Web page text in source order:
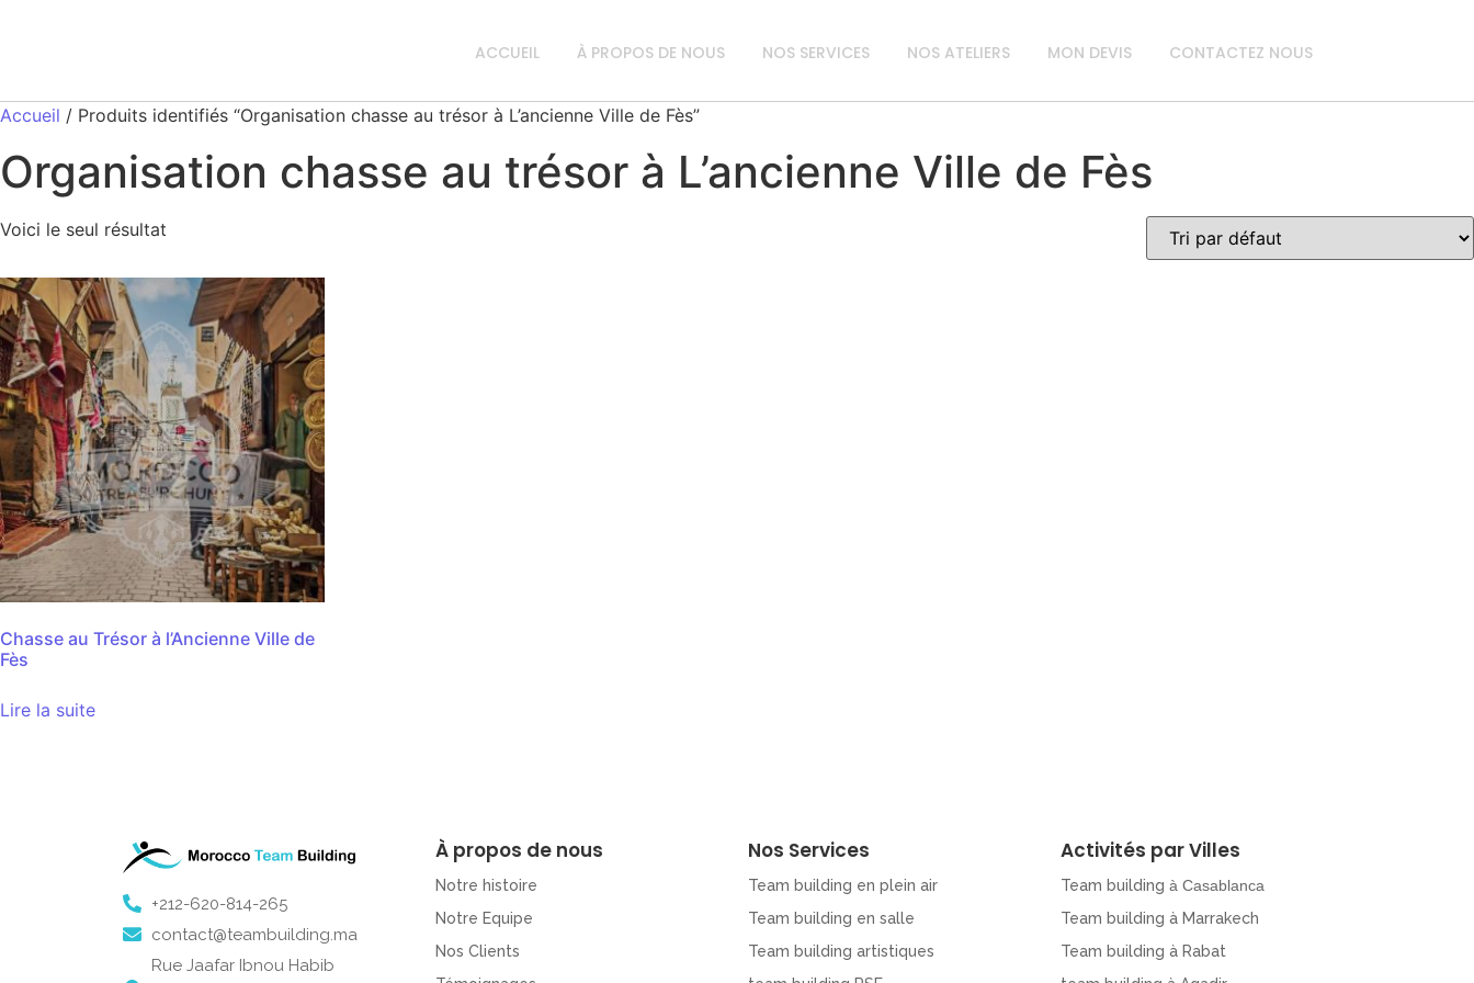
ACCUEIL À PROPOS DE NOUS NOS SERVICES NOS ATELIERS MON DEVIS CONTACTEZ NOUS
Accueil / Produits identifiés “Organisation chasse au trésor à L’ancienne Ville de Fès”
Organisation chasse au trésor à L’ancienne Ville de Fès
Voici le seul résultat
Chasse au Trésor à l’Ancienne Ville de
Fès
Lire la suite
+212-620-814-265
contact@teambuilding.ma
Rue Jaafar Ibnou Habib
À propos de nous
Notre histoire
Notre Equipe
Nos Clients
Nos Services
Team building en plein air
Team building en salle
Team building artistiques
Activités par Villes
Team building à Casablanca
Team building à Marrakech
Team building à Rabat